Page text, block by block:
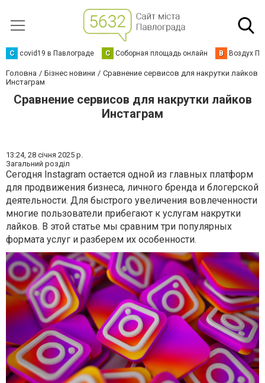
C covid19 в Павлограде С Соборная площадь онлайн В Воздух
Головна Бізнес новини
Сравнение сервисов для накрутки лайков
Инстаграм
Сравнение сервисов для накрутки лайков
Инстаграм
13:24, 28 січня 2025 р.
Загальний розділ
Сегодня Instagram остается одной из главных платформ
для продвижения бизнеса, личного бренда и блогерской
деятельности. Для быстрого увеличения вовлеченности
многие пользователи прибегают к услугам накрутки
лайков. В этой статье мы сравним три популярных
формата услуг и разберем их особенности.